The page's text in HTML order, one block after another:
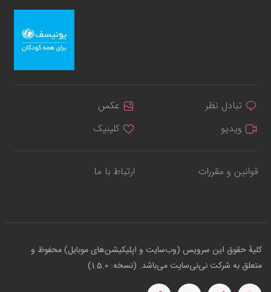
تبادل نظر
عکس
ویدیو
کلینیک
قوانین و مقررات ارتباط با ما
کلیهٔ حقوق این سرویس (وب‌سایت و اپلیکیشن‌های موبایل) محفوظ و
متعلق به شرکت نی‌نی‌سایت می‌باشد. (نسخه: 1.5.0)